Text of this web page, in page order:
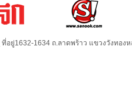
ที่อยู่1632-1634 ถ.ลาดพร้าว แขวงวังทอง